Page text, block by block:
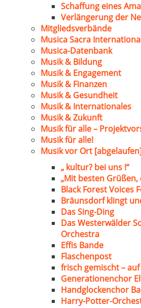
Schaffung eines
Verlängerung der
Mitgliedsverbände
Musica Sacra
Musica-Datenbank
Musik & Bildung
Musik & Engagement
Musik & Finanzen
Musik & Gesundheit
Musik & Internationales
Musik & Zukunft
Musik für alle –
Musik für alle!
Musik vor Ort
„ kultur? bei uns !“
„Mit besten Grüßen,
Black Forest Voices
Bräunsdorf klingt
Das Sing-Ding
Das Westerwälder
Orchestra
Effis Bande
Flaschenpost
frisch gemischt – auf
Generationenchor
Handglockenchor
Harry-Potter-